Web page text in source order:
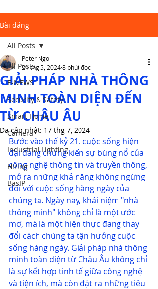
Bài đăng
All Posts
E-NEWS
Security & Safety
Smart Home
Camera
Industrial Lighting
Hiring
BasIP
All Posts
GIẢI PHÁP NHÀ THÔNG
MINH TOÀN DIỆN ĐẾN
TỪ CHÂU ÂU
Peter Ngo
21 thg 5, 20248 phút đọc
Đã cập nhật: 17 thg 7, 2024
Bước vào thế kỷ 21, cuộc sống hiện
đại đang chứng kiến sự bùng nổ của
công nghệ thông tin và truyền thông,
mở ra những khả năng không ngừng
đối với cuộc sống hàng ngày của
chúng ta. Ngày nay, khái niệm "nhà
thông minh" không chỉ là một ước
mơ, mà là một hiện thực đang thay
đổi cách chúng ta tận hưởng cuộc
sống hàng ngày. Giải pháp nhà thông
minh toàn diện từ Châu Âu không chỉ
là sự kết hợp tinh tế giữa công nghệ
và tiện ích, mà còn đặt ra những tiêu